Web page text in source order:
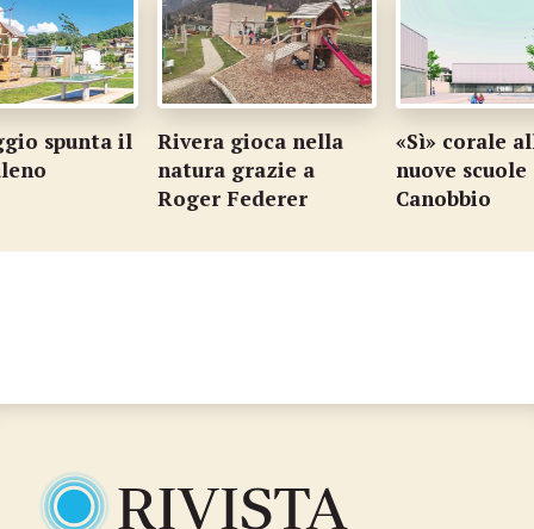
spunta il
Rivera gioca nella
natura grazie a
Roger Federer
«Sì» corale
nuove
Canobbio